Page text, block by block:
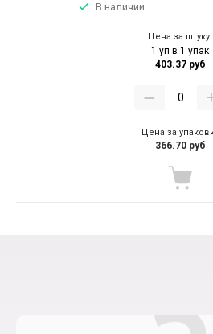
В наличии
Цена за штуку:
1 уп в 1 упак
403.37 руб
Цена за
366.70 руб